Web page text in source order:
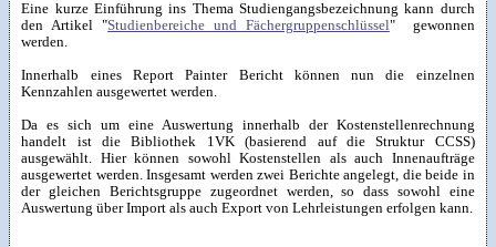
Eine kurze Einführung ins Thema Studiengangsbezeichnung kann durch
den Artikel "Studienbereiche und Fächergruppenschlüssel" gewonnen
werden.
Innerhalb eines Report Painter Bericht können nun die einzelnen
Kennzahlen ausgewertet werden.
Da es sich um eine Auswertung innerhalb der Kostenstellenrechnung
handelt ist die Bibliothek 1VK (basierend auf die Struktur CCSS)
ausgewählt. Hier können sowohl Kostenstellen als auch Innenaufträge
ausgewertet werden. Insgesamt werden zwei Berichte angelegt, die beide in
der gleichen Berichtsgruppe zugeordnet werden, so dass sowohl eine
Auswertung über Import als auch Export von Lehrleistungen erfolgen kann.